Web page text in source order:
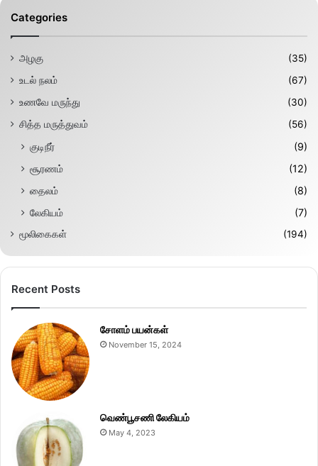
Categories
அழகு
(35)
உடல் நலம்
(67)
உணவே மருந்து
(30)
சித்த மருத்துவம்
(56)
குடிநீர்
(9)
சூரணம்
(12)
தைலம்
(8)
லேகியம்
(7)
மூலிகைகள் (194)
Recent Posts
சோளம் பயன்கள்
November 15, 2024
வெண்பூசணி லேகியம்
May 4, 2023